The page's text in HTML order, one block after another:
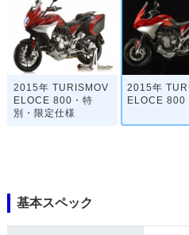
2015年 TURISMOV
ELOCE 800・特
別・限定仕様
2015年
ELOCE 800
基本スペック